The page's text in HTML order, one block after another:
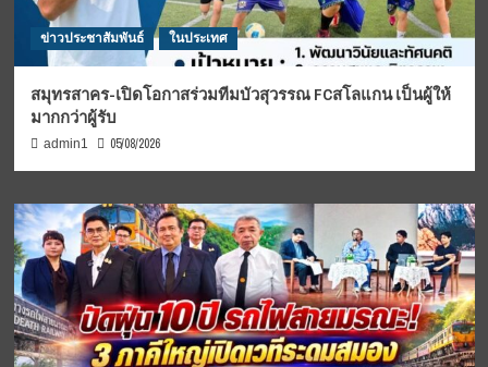
ข่าวประชาสัมพันธ์ ในประเทศ
สมุทรสาคร-เปิดโอกาสร่วมทีมบัวสุวรรณ FCสโลแกน เป็นผู้ให้
มากกว่าผู้รับ
admin1 05/08/2026